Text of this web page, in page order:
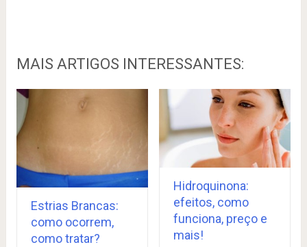
MAIS ARTIGOS INTERESSANTES:
Estrias Brancas:
como ocorrem,
como tratar?
Hidroquinona:
efeitos, como
funciona, preço e
mais!